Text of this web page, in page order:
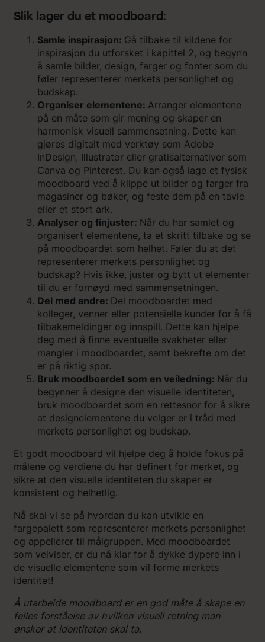
Slik lager du et moodboard:
Samle inspirasjon: Gå tilbake til kildene for
inspirasjon du utforsket i kapittel 2, og begynn
å samle bilder, design, farger og fonter som du
føler representerer merkets personlighet og
budskap.
Organiser elementene: Arranger elementene
på en måte som gir mening og skaper en
harmonisk visuell sammensetning. Dette kan
gjøres digitalt med verktøy som Adobe
InDesign, Illustrator eller gratisalternativer som
Canva og Pinterest. Du kan også lage et fysisk
moodboard ved å klippe ut bilder og farger fra
magasiner og bøker, og feste dem på en tavle
eller et stort ark.
Analyser og finjuster: Når du har samlet og
organisert elementene, ta et skritt tilbake og se
på moodboardet som helhet. Føler du at det
representerer merkets personlighet og
budskap? Hvis ikke, juster og bytt ut elementer
til du er fornøyd med sammensetningen.
Del med andre: Del moodboardet med
kolleger, venner eller potensielle kunder for å få
tilbakemeldinger og innspill. Dette kan hjelpe
deg med å finne eventuelle svakheter eller
mangler i moodboardet, samt bekrefte om det
er på riktig spor.
Bruk moodboardet som en veiledning: Når du
begynner å designe den visuelle identiteten,
bruk moodboardet som en rettesnor for å sikre
at designelementene du velger er i tråd med
merkets personlighet og budskap.
Et godt moodboard vil hjelpe deg å holde fokus på
målene og verdiene du har definert for merket, og
sikre at den visuelle identiteten du skaper er
konsistent og helhetlig.
Nå skal vi se på hvordan du kan utvikle en
fargepalett som representerer merkets personlighet
og appellerer til målgruppen. Med moodboardet
som veiviser, er du nå klar for å dykke dypere inn i
de visuelle elementene som vil forme merkets
identitet!
Å utarbeide moodboard er en god måte å skape en
felles forståelse av hvilken visuell retning man
ønsker at identiteten skal ta.